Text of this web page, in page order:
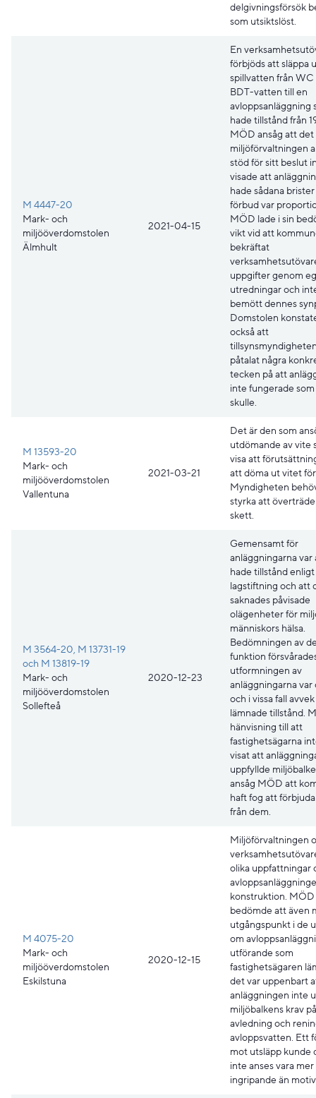
delgivningsförsök
som utsiktslöst.
M 4447-20
Mark- och
miljööverdomstolen
Älmhult
2021-04-15
En
förbjöds att släppa
spillvatten från WC
BDT-vatten till en
avloppsanläggning
hade tillstånd från
MÖD ansåg att det
miljöförvaltningen
stöd för sitt beslut
visade att
hade sådana
förbud var
MÖD lade i sin
vikt vid att
bekräftat
uppgifter genom
utredningar och
bemött dennes
Domstolen
också att
påtalat några
tecken på att
inte fungerade
skulle.
M 13593-20
Mark- och
miljööverdomstolen
Vallentuna
2021-03-21
Det är den som
utdömande av vite
visa att
att döma ut vitet
Myndigheten
styrka att
skett.
M 3564-20, M 13731-19
och M 13819-19
Mark- och
miljööverdomstolen
Sollefteå
2020-12-23
Gemensamt för
anläggningarna var
hade tillstånd
lagstiftning och att
saknades påvisade
olägenheter för
människors hälsa.
Bedömningen av
funktion
utformningen av
anläggningarna var
och i vissa fall
lämnade tillstånd.
hänvisning till att
fastighetsägarna
visat att
uppfyllde
ansåg MÖD att
haft fog att
från dem.
M 4075-20
Mark- och
miljööverdomstolen
Eskilstuna
2020-12-15
Miljöförvaltningen
olika uppfattningar
konstruktion. MÖD
bedömde att även
utgångspunkt i de
om
utförande som
fastighetsägaren
det var uppenbart
anläggningen inte
miljöbalkens krav på
avledning och
avloppsvatten. Ett
mot utsläpp kunde
inte anses vara mer
ingripande än